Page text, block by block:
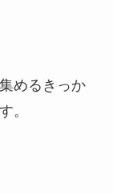
めるきっか
。